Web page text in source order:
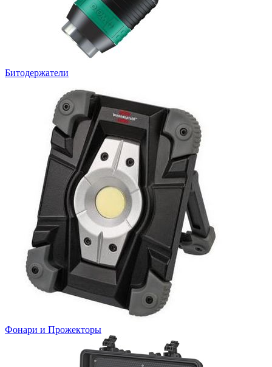
Битодержатели
Фонари и Прожекторы